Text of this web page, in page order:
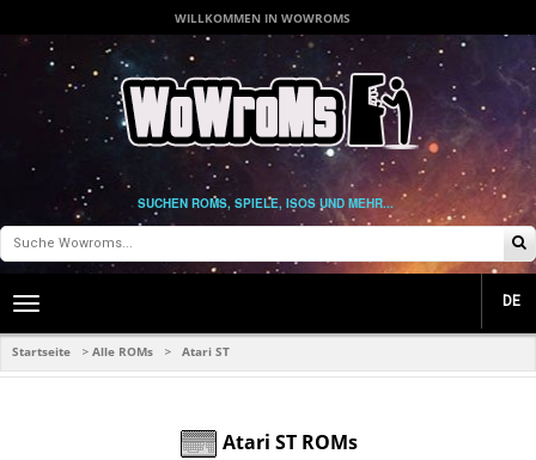
WILLKOMMEN IN WOWROMS
SUCHEN ROMS, SPIELE, ISOS UND MEHR...
Toggle
navigation
DE
Startseite > Alle ROMs > Atari ST
Atari ST ROMs